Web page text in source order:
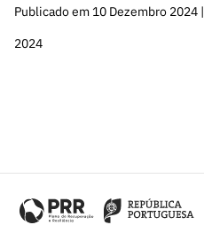
Publicado em 10 Dezembro
2024